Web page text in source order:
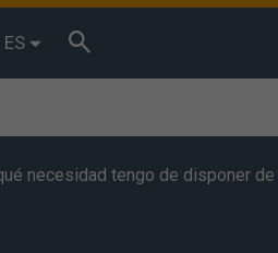
ES
necesidad tengo de disponer